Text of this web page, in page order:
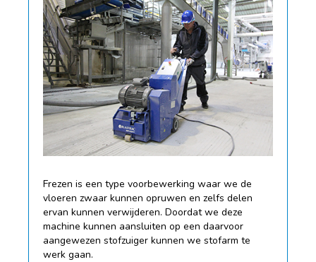
Frezen is een type voorbewerking waar we de
vloeren zwaar kunnen opruwen en zelfs delen
ervan kunnen verwijderen. Doordat we deze
machine kunnen aansluiten op een daarvoor
aangewezen stofzuiger kunnen we stofarm te
werk gaan.